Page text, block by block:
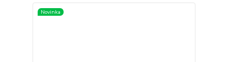
Novinka